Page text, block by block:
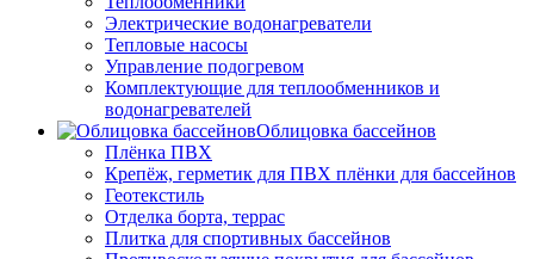
Электрические водонагреватели
Тепловые насосы
Управление подогревом
Комплектующие для теплообменников и
водонагревателей
Облицовка бассейнов
Плёнка ПВХ
Крепёж, герметик для ПВХ плёнки для бассейнов
Геотекстиль
Отделка борта, террас
Плитка для спортивных бассейнов